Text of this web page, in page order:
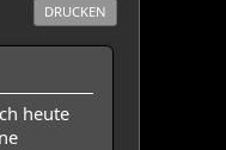
DRUCKEN
heute